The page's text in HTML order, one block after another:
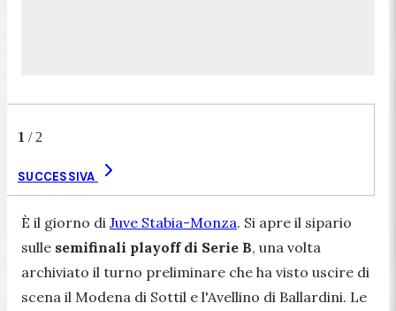
1 / 2
SUCCESSIVA
È il giorno di Juve Stabia-Monza. Si apre il sipario
sulle semifinali playoff di Serie B, una volta
archiviato il turno preliminare che ha visto uscire di
scena il Modena di Sottil e l'Avellino di Ballardini. Le